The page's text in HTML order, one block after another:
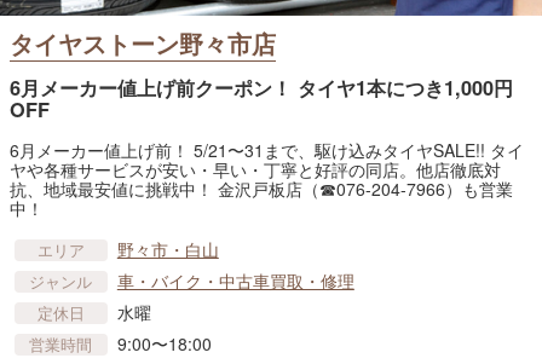
タイヤストーン野々市店
6月メーカー値上げ前クーポン！ タイヤ1本につき1,000円
OFF
6月メーカー値上げ前！ 5/21〜31まで、駆け込みタイヤSALE!! タイ
ヤや各種サービスが安い・早い・丁寧と好評の同店。他店徹底対
抗、地域最安値に挑戦中！ 金沢戸板店（☎076-204-7966）も営業
中！
エリア 野々市・白山
ジャンル 車​・バイク・中古車買取・修理
定休日 水曜
営業時間 9:00〜18:00